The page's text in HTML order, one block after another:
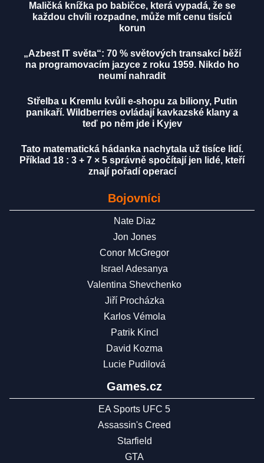
Maličká knížka po babičce, která vypadá, že se
každou chvíli rozpadne, může mít cenu tisíců
korun
„Azbest IT světa“: 70 % světových transakcí běží
na programovacím jazyce z roku 1959. Nikdo ho
neumí nahradit
Střelba u Kremlu kvůli e-shopu za biliony, Putin
panikaří. Wildberries ovládají kavkazské klany a
teď po něm jde i Kyjev
Tato matematická hádanka nachytala už tisíce lidí.
Příklad 18 : 3 + 7 × 5 správně spočítají jen lidé, kteří
znají pořadí operací
Bojovníci
Nate Diaz
Jon Jones
Conor McGregor
Israel Adesanya
Valentina Shevchenko
Jiří Procházka
Karlos Vémola
Patrik Kincl
David Kozma
Lucie Pudilová
Games.cz
EA Sports UFC 5
Assassin's Creed
Starfield
GTA